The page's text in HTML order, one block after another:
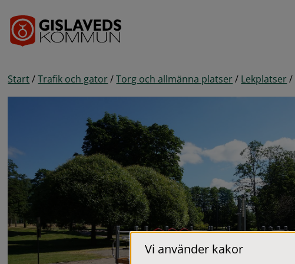
Start / Trafik och gator / Torg och allmänna platser / Lekplatser /
Vi använder kakor